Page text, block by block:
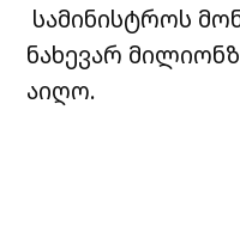
სამინისტროს
ნახევარ
აიღო.